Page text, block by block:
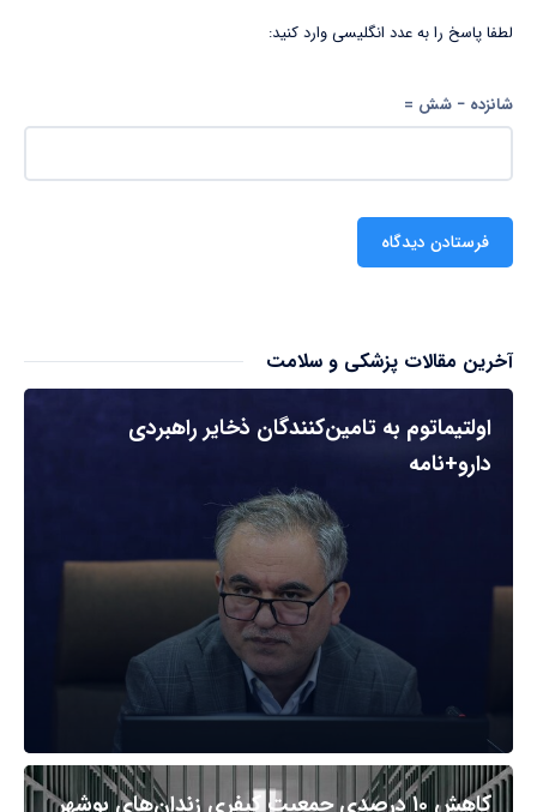
لطفا پاسخ را به عدد انگلیسی وارد کنید:
شانزده − شش =
آخرین مقالات پزشکی و سلامت
اولتیماتوم به تامین‌کنندگان ذخایر راهبردی
دارو+نامه
کاهش ۱۰ درصدی جمعیت کیفری زندان‌های بوشهر